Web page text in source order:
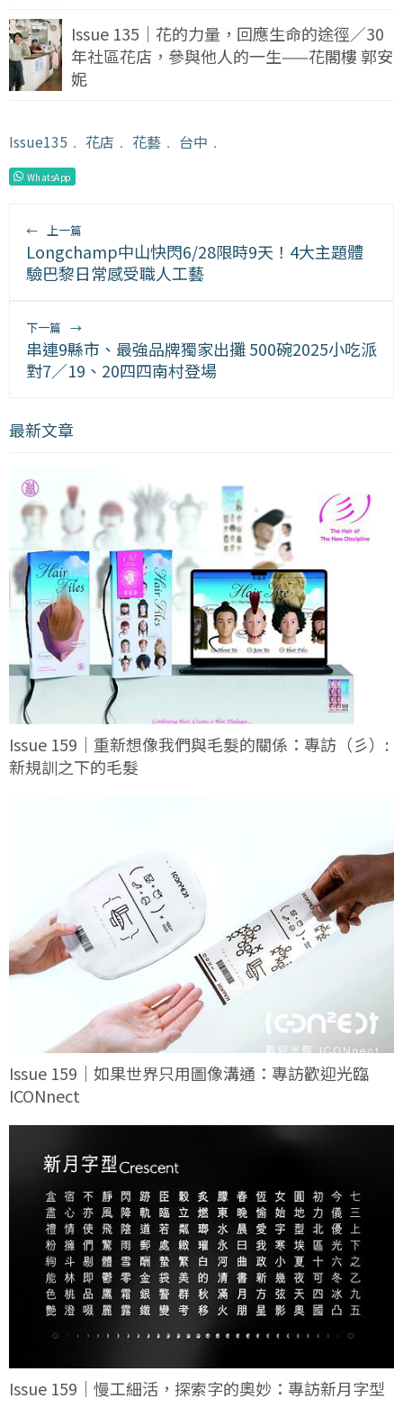
Issue 135｜花的力量，回應生命的途徑／30
年社區花店，參與他人的一生——花閣樓 郭安
妮
Issue135 ﹒ 花店 ﹒ 花藝 ﹒ 台中 ﹒
WhatsApp
← 上一篇
Longchamp中山快閃6/28限時9天！4大主題體
驗巴黎日常感受職人工藝
下一篇 →
串連9縣市、最強品牌獨家出攤 500碗2025小吃派
對7／19、20四四南村登場
最新文章
Issue 159｜重新想像我們與毛髮的關係：專訪（彡）:
新規訓之下的毛髮
Issue 159｜如果世界只用圖像溝通：專訪歡迎光臨
ICONnect
Issue 159｜慢工細活，探索字的奧妙：專訪新月字型